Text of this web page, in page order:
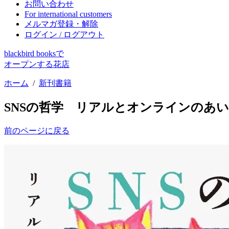
お問い合わせ
For international customers
メルマガ登録・解除
ログイン / ログアウト
blackbird booksで
オープンする花店
ホーム / 新刊書籍
SNSの哲学 リアルとオンラインのあ
前のページに戻る